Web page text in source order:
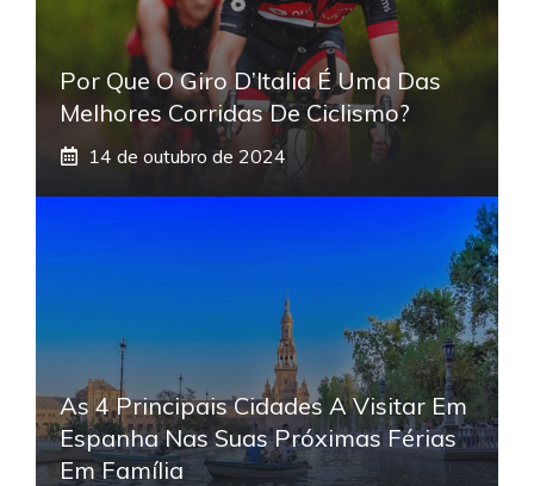
Por Que O Giro D’Italia É Uma Das
Melhores Corridas De Ciclismo?
14 de outubro de 2024
As 4 Principais Cidades A Visitar Em
Espanha Nas Suas Próximas Férias
Em Família